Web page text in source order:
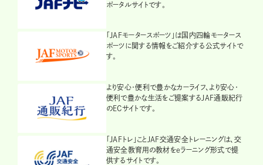
ポータルサイトです。
「JAFモータースポーツ」は国内四輪モータース
ポーツに関する情報をご紹介する公式サイトで
す。
より安心・便利で豊かなカーライフ、より安心・
便利で豊かな生活をご提案するJAF通販紀行
のECサイトです。
「JAFトレ」ことJAF交通安全トレーニングは、交
通安全教育用の教材をeラーニング形式で提
供するサイトです。